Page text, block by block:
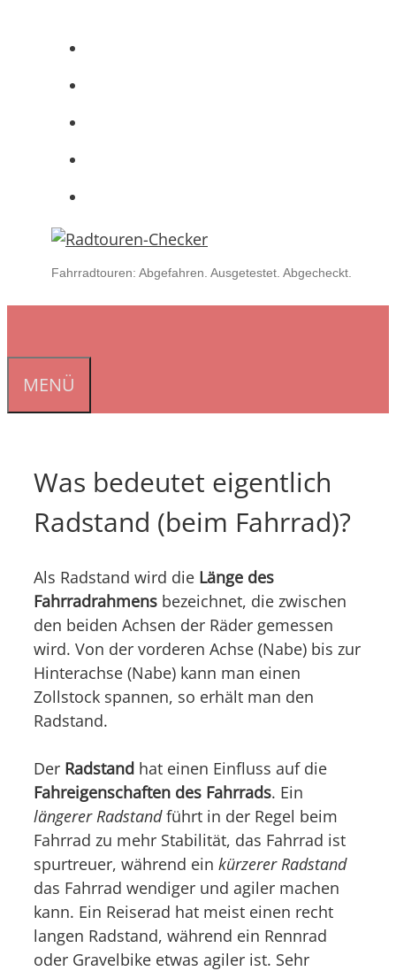
Fahrradtouren: Abgefahren. Ausgetestet. Abgecheckt.
MENÜ
Was bedeutet eigentlich
Radstand (beim Fahrrad)?
Als Radstand wird die Länge des
Fahrradrahmens bezeichnet, die zwischen
den beiden Achsen der Räder gemessen
wird. Von der vorderen Achse (Nabe) bis zur
Hinterachse (Nabe) kann man einen
Zollstock spannen, so erhält man den
Radstand.
Der Radstand hat einen Einfluss auf die
Fahreigenschaften des Fahrrads. Ein
längerer Radstandführt in der Regel beim
Fahrrad zu mehr Stabilität, das Fahrrad ist
spurtreuer, während ein kürzerer Radstand
das Fahrrad wendiger und agiler machen
kann. Ein Reiserad hat meist einen recht
langen Radstand, während ein Rennrad
oder Gravelbike etwas agiler ist. Sehr